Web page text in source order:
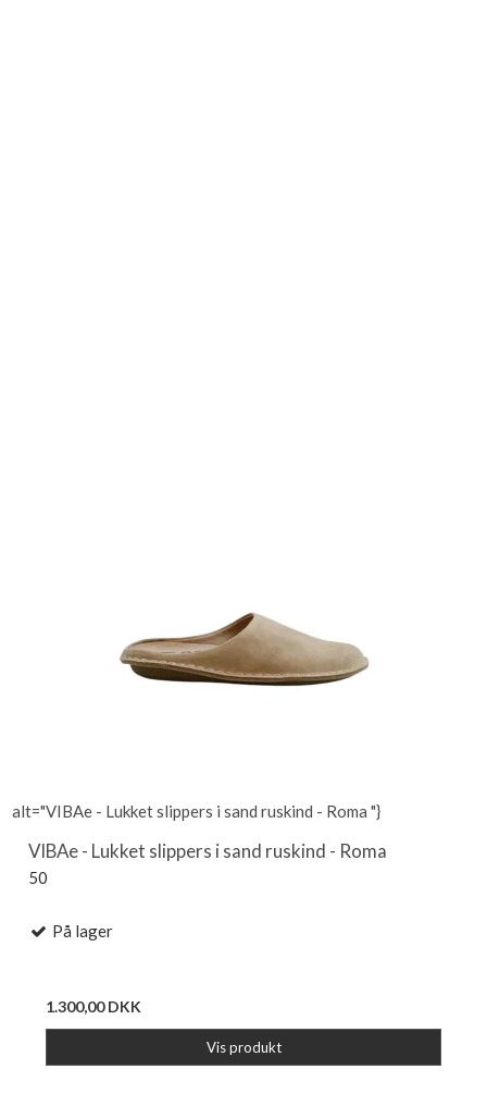
alt="VIBAe - Lukket slippers i sand ruskind - Roma "}
VIBAe - Lukket slippers i sand ruskind - Roma
50
På lager
1.300,00 DKK
Vis produkt